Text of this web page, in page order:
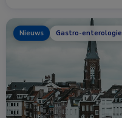
Nieuws Gastro-enterologie